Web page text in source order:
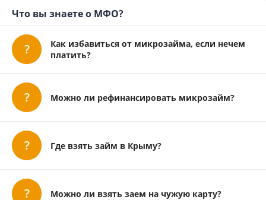
Микроклад
Что вы знаете о МФО?
Как избавиться от микрозайма, если нечем
платить?
Можно ли рефинансировать микрозайм?
Где взять займ в Крыму?
Можно ли взять заем на чужую карту?